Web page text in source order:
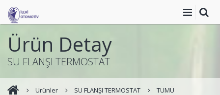
Ürün Detay
SU FLANŞI TERMOSTAT
Ürünler SU FLANŞI TERMOSTAT TÜMÜ